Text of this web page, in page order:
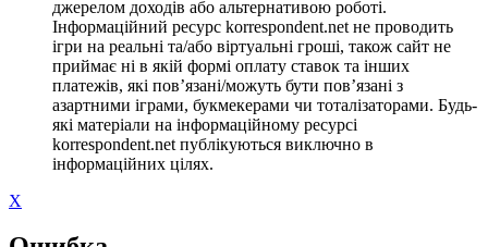
джерелом доходів або альтернативою роботі.
Інформаційний ресурс korrespondent.net не проводить
ігри на реальні та/або віртуальні гроші, також сайт не
приймає ні в якій формі оплату ставок та інших
платежів, які пов’язані/можуть бути пов’язані з
азартними іграми, букмекерами чи тоталізаторами. Будь-
які матеріали на інформаційному ресурсі
korrespondent.net публікуються виключно в
інформаційних цілях.
X